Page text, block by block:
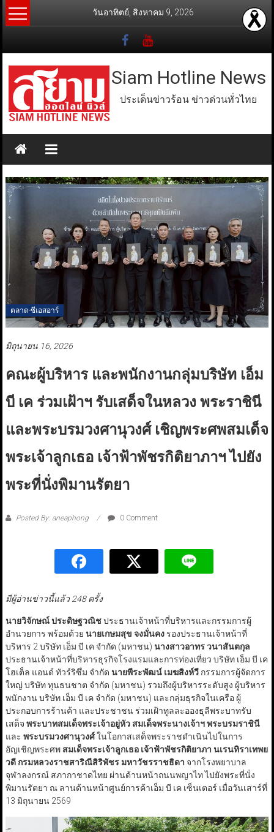
Skip
to
วันอาทิตย์, สิงหาคม 9, 2026
Siam Hotline News
ประเด็นข่าวร้อน ข่าวด่วนทั่วไทย
ตลาด-ซีเอสอาร์
มิถุนายน 16, 2026
คณะผู้บริหาร และพนักงานกลุ่มบริษัท เอ็ม
บี เค ร่วมเฝ้าฯ รับเสด็จในหลวง พระราชินี
และพระบรมวงศานุวงศ์ เชิญพระศพสมเด็จ
พระเจ้าลูกเธอ เจ้าฟ้าพัชรกิติยาภาฯ ไปยัง
พระที่นั่งพิมานรัตยา
Posted By: aneaphong 0 Comment
มีผู้อ่านข่าวนี้แล้ว 248 ครั้ง
นายวิจักษณ์ ประดิษฐวณิชประธานเจ้าหน้าที่บริหารและกรรมการผู้
อำนวยการ พร้อมด้วย นายเกษมสุข จงมั่นคงรองประธานเจ้าหน้าที่
บริหาร 2 บริษัท เอ็ม บี เค จำกัด (มหาชน) นางสาวอาทร วนาสันตกุล
ประธานเจ้าหน้าที่บริหารธุรกิจโรงแรมและการท่องเที่ยว บริษัท เอ็ม บี เค
โฮเต็ล แอนด์ ทัวร์ริซึ่ม จำกัด นายพีระพัฒน์ เมฆสิงห์วีกรรมการผู้จัดการ
ใหญ่ บริษัท ทุนธนชาต จำกัด (มหาชน) รวมถึงผู้บริหารระดับสูง ผู้บริหาร
พนักงาน บริษัท เอ็ม บี เค จำกัด (มหาชน) และกลุ่มธุรกิจในเครือ ผู้
ประกอบการร้านค้า และประชาชน ร่วมเฝ้าทูลละอองธุลีพระบาทรับ
เสด็จ พระบาทสมเด็จพระเจ้าอยู่หัว สมเด็จพระนางเจ้าฯ พระบรมราชินี
และ พระบรมวงศานุวงศ์ในโอกาสเสด็จพระราชดำเนินไปในการ
อัญเชิญพระศพ สมเด็จพระเจ้าลูกเธอ เจ้าฟ้าพัชรกิติยาภา นเรนทิราเทพย
วดี กรมหลวงราชสาริณีสิริพัชร มหาวัชรราชธิดา จากโรงพยาบาล
จุฬาลงกรณ์ สภากาชาดไทย ผ่านด้านหน้าถนนพญาไท ไปยังพระที่นั่ง
พิมานรัตยา ณ ลานด้านหน้าศูนย์การค้าเอ็ม บี เค เซ็นเตอร์ เมื่อวันเสาร์ที่
13 มิถุนายน 2569